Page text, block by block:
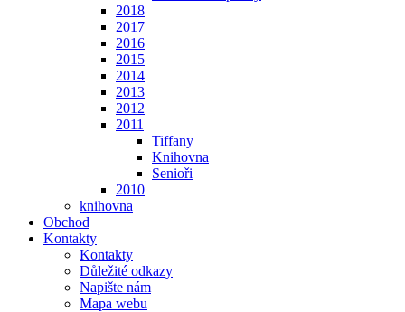
2018
2017
2016
2015
2014
2013
2012
2011
Tiffany
Knihovna
Senioři
2010
knihovna
Obchod
Kontakty
Kontakty
Důležité odkazy
Napište nám
Mapa webu